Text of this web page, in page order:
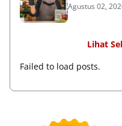
Agustus 02,
Lihat
Failed to load posts.